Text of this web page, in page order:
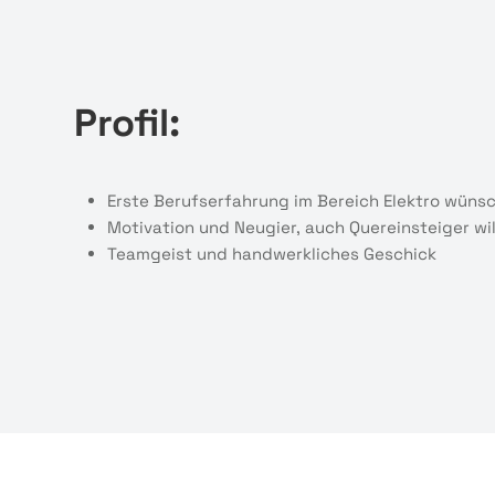
Profil:
Erste Berufserfahrung im Bereich Elektro
Motivation und Neugier, auch Quereinsteiger
Teamgeist und handwerkliches Geschick